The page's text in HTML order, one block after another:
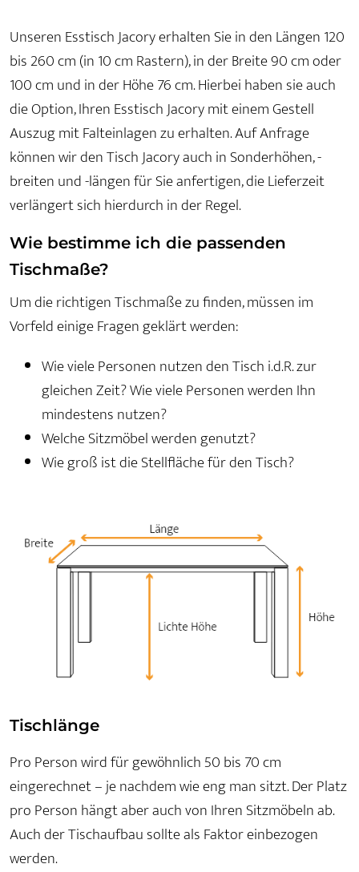
Unseren Esstisch Jacory erhalten Sie in den Längen 120
bis 260 cm (in 10 cm Rastern), in der Breite 90 cm oder
100 cm und in der Höhe 76 cm. Hierbei haben sie auch
die Option, Ihren Esstisch Jacory mit einem Gestell
Auszug mit Falteinlagen zu erhalten. Auf Anfrage
können wir den Tisch Jacory auch in Sonderhöhen, -
breiten und -längen für Sie anfertigen, die Lieferzeit
verlängert sich hierdurch in der Regel.
Wie bestimme ich die passenden
Tischmaße?
Um die richtigen Tischmaße zu finden, müssen im
Vorfeld einige Fragen geklärt werden:
Wie viele Personen nutzen den Tisch i.d.R. zur
gleichen Zeit? Wie viele Personen werden Ihn
mindestens nutzen?
Welche Sitzmöbel werden genutzt?
Wie groß ist die Stellfläche für den Tisch?
Tischlänge
Pro Person wird für gewöhnlich 50 bis 70 cm
eingerechnet – je nachdem wie eng man sitzt. Der Platz
pro Person hängt aber auch von Ihren Sitzmöbeln ab.
Auch der Tischaufbau sollte als Faktor einbezogen
werden.